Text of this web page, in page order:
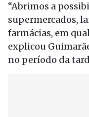
“Abrimos a
supermercados,
farmácias, em
explicou
no período da